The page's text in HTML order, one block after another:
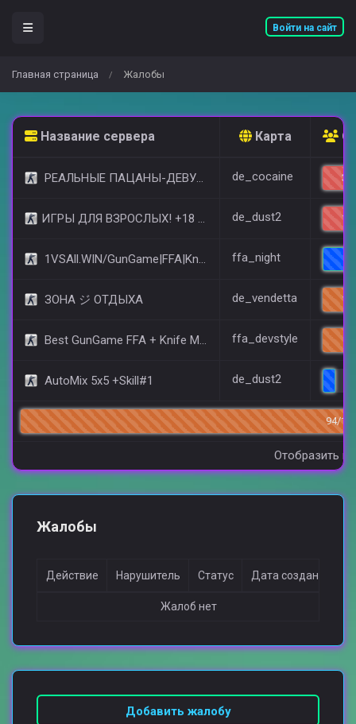
Войти на сайт
Главная страница / Жалобы
Название сервера Карта
РЕАЛЬНЫЕ ПАЦАНЫ-ДЕВУШКИ 18+ [STEAM BONUS] de_cocaine
​ИГРЫ ДЛЯ ВЗРОСЛЫХ! +18 © (FREE VIP) de_dust2
1VSAll.WIN/GunGame|FFA|KnIfE MoD ffa_night
ЗОНА ジ ОТДЫХА de_vendetta
Best GunGame FFA + Knife MOD(+18) ffa_devstyle
AutoMix 5x5 +Skill#1 de_dust2
94/
Отобразить
Жалобы
Действие Нарушитель Статус Дата создания
Жалоб нет
Добавить жалобу